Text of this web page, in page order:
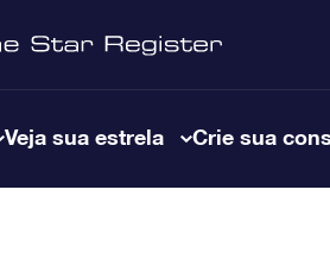
Veja sua estrela Crie sua